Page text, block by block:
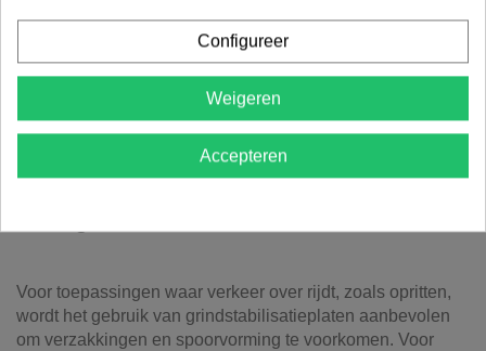
Terrassen: Creëert een rustieke sfeer
Parkings: Ideaal voor voertuigen en dagelijks gebruik
Wegenbouw: Toepasbaar in infrastructuurprojecten
Decoratief beton: Voor een unieke afwerking
Siergrind: In tuinen, parken en voetpaden
Voor toepassingen waar verkeer over rijdt, zoals opritten,
wordt het gebruik van grindstabilisatieplaten aanbevolen
om verzakkingen en spoorvorming te voorkomen. Voor
Configureer
Weigeren
Accepteren